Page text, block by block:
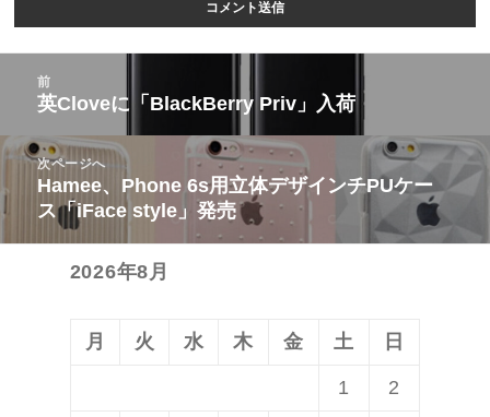
ビ
ゲ
ー
前
前
の
投
稿:
英Cloveに「BlackBerry Priv」入荷
次ページへ
次
の
投
Hamee、Phone 6s用立体デザインチPUケー
ス「iFace style」発売
2026年8月
月 火 水 木 金 土 日
1 2